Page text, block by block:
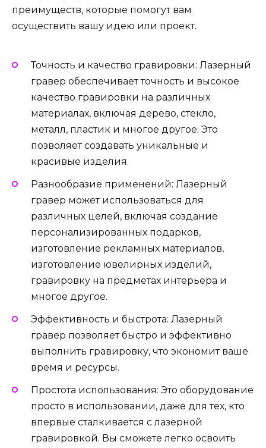
преимуществ, которые помогут вам
осуществить вашу идею или проект.
Точность и качество гравировки: Лазерный
гравер обеспечивает точность и высокое
качество гравировки на различных
материалах, включая дерево, стекло,
металл, пластик и многое другое. Это
позволяет создавать уникальные и
красивые изделия.
Разнообразие применений: Лазерный
гравер может использоваться для
различных целей, включая создание
персонализированных подарков,
изготовление рекламных материалов,
изготовление ювелирных изделий,
гравировку на предметах интерьера и
многое другое.
Эффективность и быстрота: Лазерный
гравер позволяет быстро и эффективно
выполнить гравировку, что экономит ваше
время и ресурсы.
Простота использования: Это оборудование
просто в использовании, даже для тех, кто
впервые сталкивается с лазерной
гравировкой. Вы сможете легко освоить